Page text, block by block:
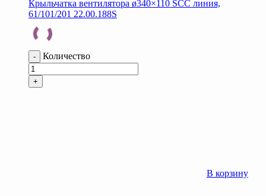
Крыльчатка вентилятора ø340×110 SCC линия,
61/101/201 22.00.188S
- Количество
+
В корзину